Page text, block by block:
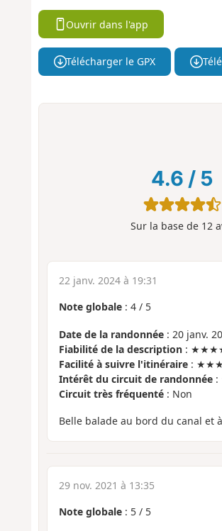
Ouvrir dans l'app
Télécharger le GPX
4.6 / 5
Sur la base de 12
22 janv. 2024 à 19:31
Note globale: 4/ 5
Date de la randonnée: 20 janv.
Fiabilité de la description:
Facilité à suivre l'itinéraire:
Intérêt du circuit de randonnée:
Circuit très fréquenté: Non
Belle balade au bord du canal et
29 nov. 2021 à 13:35
Note globale: 5/ 5